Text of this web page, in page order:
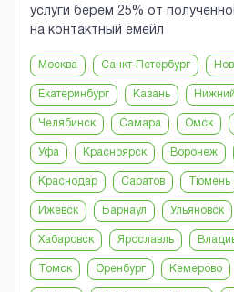
услуги берем 25% от
на контактный емейл
Москва Санкт-Петербург
Екатеринбург Казань
Челябинск Самара Омск
Уфа Красноярск Воронеж
Краснодар Саратов Тюмень
Ижевск Барнаул Ульяновск
Хабаровск Ярославль
Томск Оренбург Кемерово